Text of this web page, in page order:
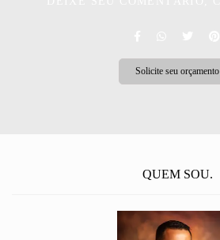
Solicite seu orçamento
QUEM SOU.